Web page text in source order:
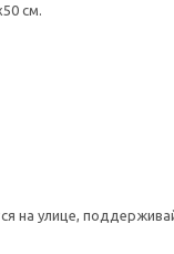
см.
на улице,